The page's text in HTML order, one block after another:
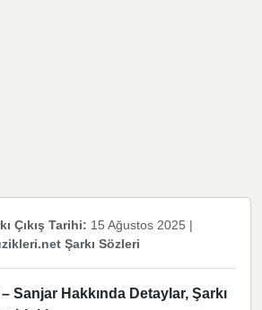
Çıkış Tarihi: 15 Ağustos 2025 |
Şarkı Sözleri
Sanjar Hakkında Detaylar, Şarkı